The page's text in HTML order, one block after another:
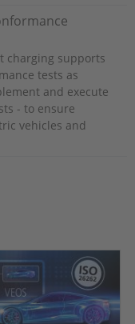
charging supports
tests as
and execute
- to ensure
vehicles and